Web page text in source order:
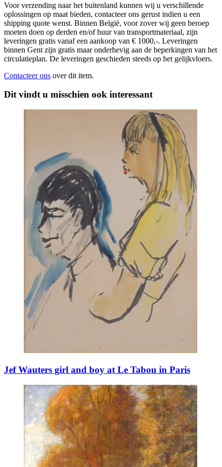
Voor verzending naar het buitenland kunnen wij u verschillende
oplossingen op maat bieden, contacteer ons gerust indien u een
shipping quote wenst. Binnen België, voor zover wij geen beroep
moeten doen op derden en/of huur van transportmateriaal, zijn
leveringen gratis vanaf een aankoop van € 1000,-. Leveringen
binnen Gent zijn gratis maar onderhevig aan de beperkingen van het
circulatieplan. De leveringen geschieden steeds op het gelijkvloers.
Contacteer ons over dit item.
Dit vindt u misschien ook interessant
Jef Wauters girl and boy at Le Tabou in Paris